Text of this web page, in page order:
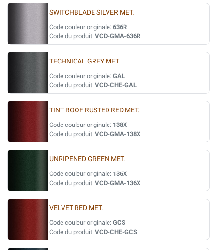
SWITCHBLADE SILVER MET.
Code couleur originale: 636R
Code du produit: VCD-GMA-636R
TECHNICAL GREY MET.
Code couleur originale: GAL
Code du produit: VCD-CHE-GAL
TINT ROOF RUSTED RED MET.
Code couleur originale: 138X
Code du produit: VCD-GMA-138X
UNRIPENED GREEN MET.
Code couleur originale: 136X
Code du produit: VCD-GMA-136X
VELVET RED MET.
Code couleur originale: GCS
Code du produit: VCD-CHE-GCS